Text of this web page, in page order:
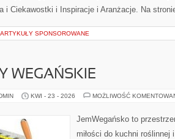
i Ciekawostki i Inspiracje i Aranżacje. Na
ARTYKUŁY SPONSOROWANE
WEGAŃSKIE
KWI - 23 - 2026 MOŻLIWOŚĆ
JemWegańsko to
miłości do kuchni roślinnej